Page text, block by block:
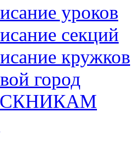
уроков
секций
кружков
город